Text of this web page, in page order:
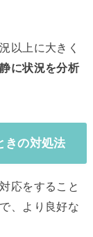
以上に大きく
に状況を分析
きの対処法
応をすること
、より良好な